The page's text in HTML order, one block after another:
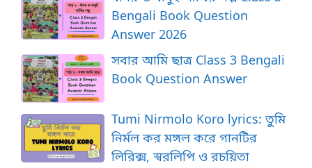
Bengali Book Question
Answer 2026
সবার আমি ছাত্র Class 3 Bengali
Book Question Answer
Tumi Nirmolo Koro lyrics: তুমি
নির্মল কর মঙ্গল করে গানটির
লিরিক্স, স্বরলিপি ও রচয়িতা